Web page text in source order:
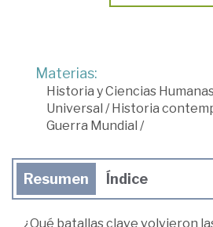
Materias:
Historia y Ciencias
Universal /Historia
Guerra Mundial /
Resumen Índice
¿Qué batallas clave volvieron